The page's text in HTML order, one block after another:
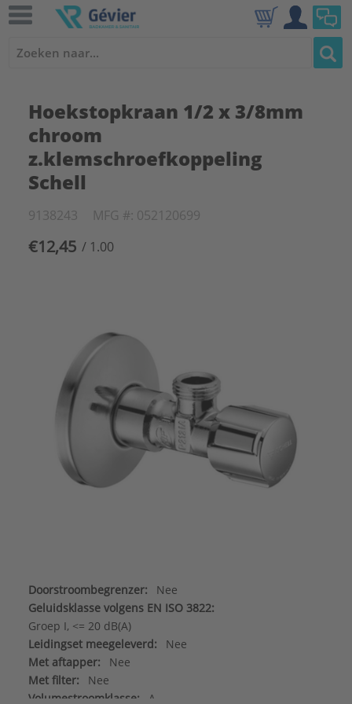
Hoekstopkraan 1/2 x 3/8mm
chroom
z.klemschroefkoppeling
Schell
9138243 MFG #: 052120699
€12,45 / 1.00
Doorstroombegrenzer:
Nee
Geluidsklasse volgens EN ISO 3822:
Groep I, <= 20 dB(A)
Leidingset meegeleverd:
Nee
Met aftapper:
Nee
Met filter:
Nee
Volumestroomklasse:
A